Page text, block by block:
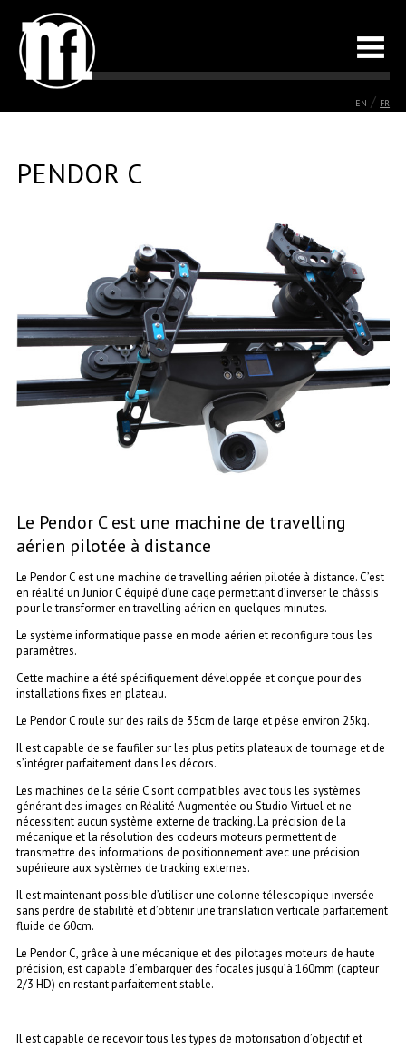
EN / FR
PENDOR C
Le Pendor C est une machine de travelling
aérien pilotée à distance
Le Pendor C est une machine de travelling aérien pilotée à distance. C’est
en réalité un Junior C équipé d’une cage permettant d’inverser le châssis
pour le transformer en travelling aérien en quelques minutes.
Le système informatique passe en mode aérien et reconfigure tous les
paramètres.
Cette machine a été spécifiquement développée et conçue pour des
installations fixes en plateau.
Le Pendor C roule sur des rails de 35cm de large et pèse environ 25kg.
Il est capable de se faufiler sur les plus petits plateaux de tournage et de
s’intégrer parfaitement dans les décors.
Les machines de la série C sont compatibles avec tous les systèmes
générant des images en Réalité Augmentée ou Studio Virtuel et ne
nécessitent aucun système externe de tracking. La précision de la
mécanique et la résolution des codeurs moteurs permettent de
transmettre des informations de positionnement avec une précision
supérieure aux systèmes de tracking externes.
Il est maintenant possible d’utiliser une colonne télescopique inversée
sans perdre de stabilité et d’obtenir une translation verticale parfaitement
fluide de 60cm.
Le Pendor C, grâce à une mécanique et des pilotages moteurs de haute
précision, est capable d’embarquer des focales jusqu’à 160mm (capteur
2/3 HD) en restant parfaitement stable.
Il est capable de recevoir tous les types de motorisation d’objectif et